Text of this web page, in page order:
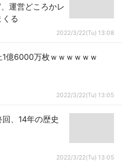
運営どころかレ
る
2022/3/22(Tu) 13:08
億6000万枚ｗｗｗｗｗｗ
2022/3/22(Tu) 13:05
、14年の歴史
2022/3/22(Tu) 13:05